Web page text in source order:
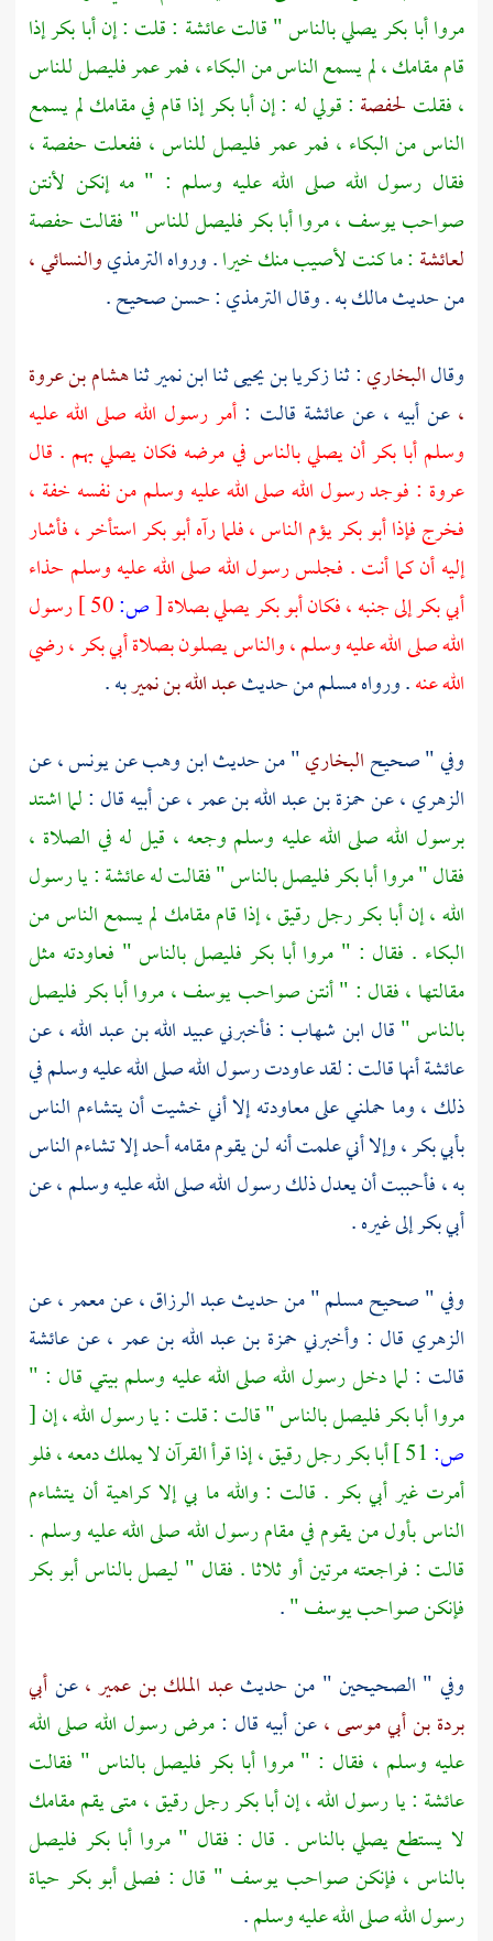
مرواأبا بكريصلي بالناس " قالتعائشة : قلت : إنأبا بكرإذا
قام مقامك ، لم يسمع الناس من البكاء ، فمرعمرفليصل للناس
، فقلت لحفصة : قولي له : إنأبا بكرإذا قام في مقامك لم يسمع
الناس من البكاء ، فمرعمر فليصل للناس ، ففعلت حفصة ،
فقال رسول الله صلى الله عليه وسلم : " مه إنكن لأنتن
صواحبيوسف ،مرواأبا بكرفليصل للناس " فقالتحفصة
لعائشة : ما كنت لأصيب منك خيرا. ورواهالترمذيوالنسائي ،
من حديثمالكبه . وقالالترمذي: حسن صحيح .
وقالالبخاري: ثنازكريا بن يحيىثناابن نميرثناهشام بن عروة
،عن أبيه ، عنعائشة قالت : أمر رسول الله صلى الله عليه
وسلمأبا بكرأن يصلي بالناس في مرضه فكان يصلي بهم . قال
عروة : فوجد رسول الله صلى الله عليه وسلم من نفسه خفة ،
فخرج فإذاأبو بكريؤم الناس ، فلما رآهأبو بكراستأخر ، فأشار
إليه أن كما أنت . فجلس رسول الله صلى الله عليه وسلم حذاء
أبي بكرإلى جنبه ، فكانأبو بكريصلي بصلاة[ص:
رسول
الله صلى الله عليه وسلم ، والناس يصلون بصلاةأبي بكر ،رضي
الله عنه. ورواهمسلممن حديثعبد الله بن نميربه .
وفي " صحيحالبخاري" من حديثابن وهبعنيونس ،عن
الزهري ،عنحمزة بن عبد الله بن عمر ،عن أبيه قال :لما اشتد
برسول الله صلى الله عليه وسلم وجعه ، قيل له في الصلاة ،
فقال " مرواأبا بكرفليصل بالناس " فقالت لهعائشة: يا رسول
الله ، إنأبا بكررجل رقيق ، إذا قام مقامك لم يسمع الناس من
البكاء . فقال : " مرواأبا بكر فليصل بالناس " فعاودته مثل
مقالتها ، فقال : " أنتن صواحبيوسف ،مرواأبا بكرفليصل
بالناس "قال ابن شهاب : فأخبرنيعبيد الله بن عبد الله ،عن
عائشةأنها قالت : لقد عاودت رسول الله صلى الله عليه وسلم في
ذلك ، وما حملني على معاودته إلا أني خشيت أن يتشاءم الناس
بأبي بكر ،وإلا أني علمت أنه لن يقوم مقامه أحد إلا تشاءم الناس
به ، فأحببت أن يعدل ذلك رسول الله صلى الله عليه وسلم ، عن
أبي بكرإلى غيره .
وفي " صحيحمسلم" من حديثعبد الرزاق ،عنمعمر ،عن
الزهري قال : وأخبرنيحمزة بن عبد الله بن عمر ،عنعائشة
قالت : لما دخل رسول الله صلى الله عليه وسلم بيتي قال : "
مرواأبا بكرفليصل بالناس " قالت : قلت : يا رسول الله ، إن[
ص:
أبا بكررجل رقيق ، إذا قرأ القرآن لا يملك دمعه ، فلو
أمرت غيرأبي بكر . قالت : والله ما بي إلا كراهية أن يتشاءم
الناس بأول من يقوم في مقام رسول الله صلى الله عليه وسلم .
قالت : فراجعته مرتين أو ثلاثا . فقال " ليصل بالناسأبو بكر
فإنكن صواحبيوسف"
.
وفي " الصحيحين " من حديثعبد الملك بن عمير ،عنأبي
بردة بن أبي موسى ،عن أبيه قال :مرض رسول الله صلى الله
عليه وسلم ، فقال : " مرواأبا بكر فليصل بالناس " فقالت
عائشة : يا رسول الله ، إنأبا بكررجل رقيق ، متى يقم مقامك
لا يستطع يصلي بالناس . قال : فقال " مرواأبا بكر فليصل
بالناس ، فإنكن صواحب يوسف " قال : فصلىأبو بكر حياة
رسول الله صلى الله عليه وسلم.